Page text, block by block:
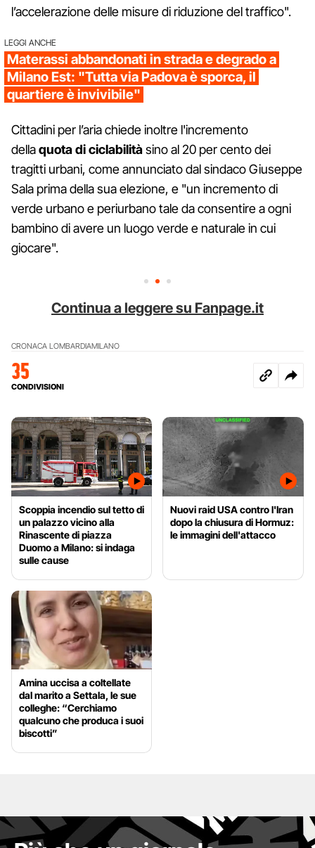
l’accelerazione delle misure di riduzione del traffico".
LEGGI ANCHE
Materassi abbandonati in strada e degrado a
Milano Est: "Tutta via Padova è sporca, il
quartiere è invivibile"
Cittadini per l’aria chiede inoltre l'incremento
dellaquota di ciclabilitàsino al 20 per cento dei
tragitti urbani, come annunciato dal sindaco Giuseppe
Sala prima della sua elezione, e "un incremento di
verde urbano e periurbano tale da consentire a ogni
bambino di avere un luogo verde e naturale in cui
giocare".
Continua a leggere su Fanpage.it
CRONACA LOMBARDIAMILANO
35
CONDIVISIONI
Scoppia incendio sul tetto di
un palazzo vicino alla
Rinascente di piazza
Duomo a Milano: si indaga
sulle cause
Nuovi raid USA contro l'Iran
dopo la chiusura di Hormuz:
le immagini dell'attacco
Amina uccisa a coltellate
dal marito a Settala, le sue
colleghe: “Cerchiamo
qualcuno che produca i suoi
biscotti”